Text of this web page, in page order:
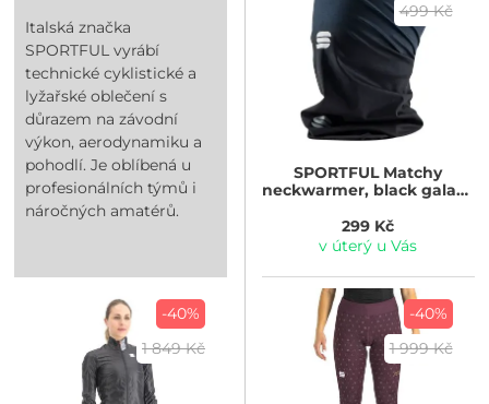
Italská značka
SPORTFUL vyrábí
technické cyklistické a
lyžařské oblečení s
důrazem na závodní
výkon, aerodynamiku a
pohodlí. Je oblíbená u
profesionálních týmů i
náročných amatérů.
499 Kč
SPORTFULMatchy
neckwarmer, black galaxy
299 Kč
v úterý u Vás
-40%
1 849 Kč
-40%
1 999 Kč